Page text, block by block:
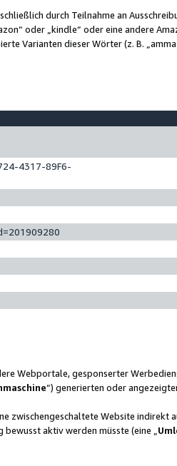
durch Teilnahme an
oder „kindle“ oder eine andere
Varianten dieser Wörter (z. B.
4317-89F6-
Webportale, gesponserter
“) generierten oder
zwischengeschaltete Website indirekt
aktiv werden müsste (eine „